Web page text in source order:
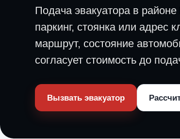
Подача эвакуатора в
паркинг, стоянка или адрес
маршрут, состояние
согласует стоимость до
Вызвать эвакуатор